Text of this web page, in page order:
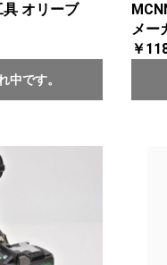
具 オリーブ
中です。
メー
￥